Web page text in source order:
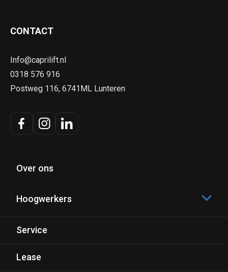
CONTACT
Info@caprilift.nl
0318 576 916
Postweg 116, 6741ML Lunteren
Over ons
Hoogwerkers
Capri 06-08
Capri 08-10
Service
Lease